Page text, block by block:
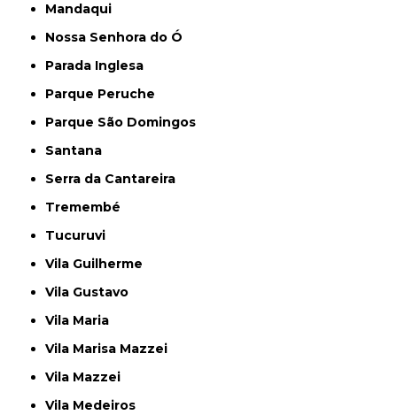
Mandaqui
Nossa Senhora do Ó
Parada Inglesa
Parque Peruche
Parque São Domingos
Santana
Serra da Cantareira
Tremembé
Tucuruvi
Vila Guilherme
Vila Gustavo
Vila Maria
Vila Marisa Mazzei
Vila Mazzei
Vila Medeiros